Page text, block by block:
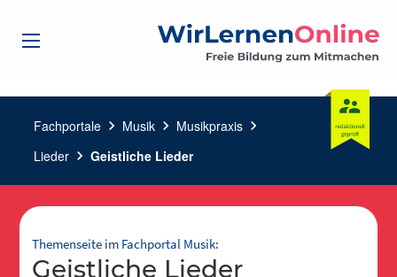
Fachportale chevron_right Musik chevron_right Musikpraxis chevron_right
Lieder chevron_right Geistliche Lieder
Themenseite im Fachportal Musik:
Geistliche Lieder